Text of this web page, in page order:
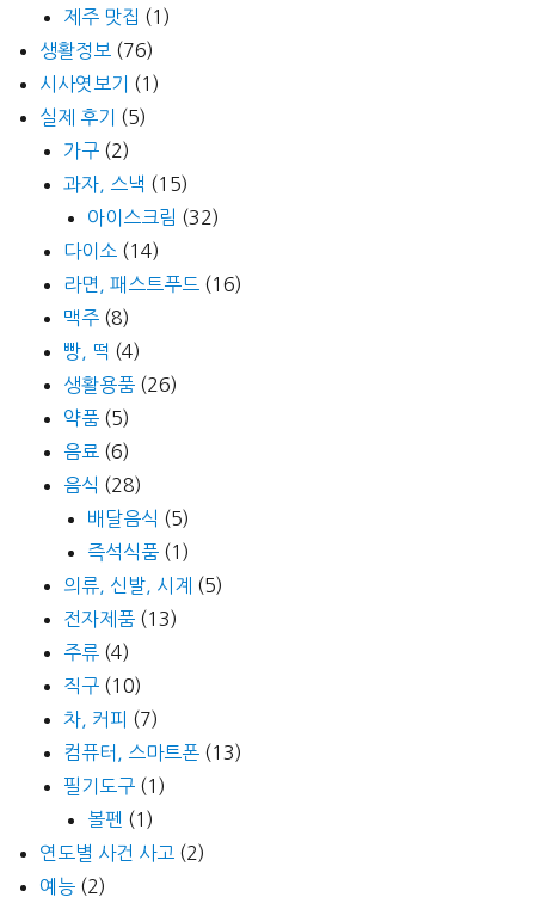
제주 맛집 (1)
생활정보 (76)
시사엿보기
(1)
실제 후기
(5)
가구 (2)
과자, 스낵 (15)
아이스크림 (32)
다이소 (14)
라면, 패스트푸드 (16)
맥주 (8)
빵, 떡 (4)
생활용품 (26)
약품 (5)
음료 (6)
음식 (28)
배달음식 (5)
즉석식품 (1)
의류, 신발, 시계
(5)
전자제품 (13)
주류 (4)
직구 (10)
차, 커피 (7)
컴퓨터, 스마트폰 (13)
필기도구 (1)
볼펜 (1)
연도별 사건 사고 (2)
예능 (2)